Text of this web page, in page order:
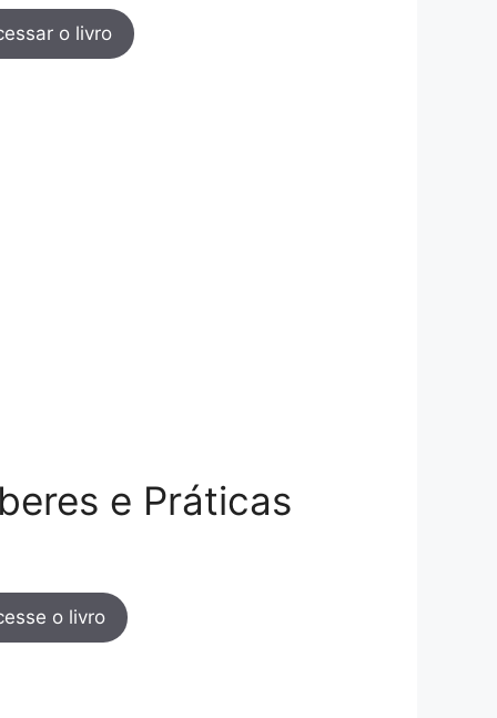
o livro
e Práticas
o livro